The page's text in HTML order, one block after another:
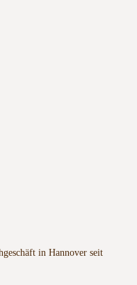
in Hannover seit